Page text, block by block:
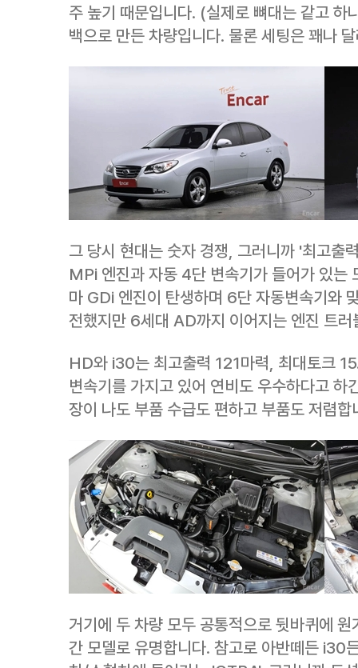
주 높기 때문입니다. (실제로 뼈대는 같고 하
백으로 만든 차량입니다. 물론 세팅은 꽤나
그 당시 현대는 숫자 경쟁, 그러니까 '최고출
MPi 엔진과 자동 4단 변속기가 들어가 있는
마 GDi 엔진이 탄생하며 6단 자동변속기와
전했지만 6세대 AD까지 이어지는 엔진 트
HD와 i30는 최고출력 121마력, 최대토크
변속기를 가지고 있어 연비도 우수하다고 하
장이 나도 부품 수급도 편하고 부품도 저렴합
거기에 두 차량 모두 공통적으로 뒷바퀴에
간 모델로 유명합니다. 참고로 아반떼든 i30